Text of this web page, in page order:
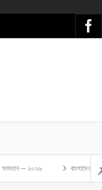
বাংলাদেশ গম ও ভুট্টা গবেষণা